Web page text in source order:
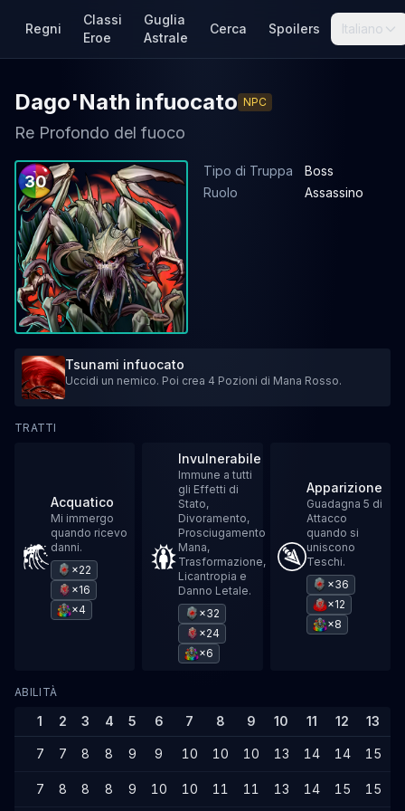
Regni
Classi
Eroe
Guglia
Astrale
Cerca Spoilers Italiano
Dago'Nath infuocato NPC
Re Profondo del fuoco
30
Tipo di Truppa
Boss
Ruolo
Assassino
Tsunami infuocato
Uccidi un nemico. Poi crea 4 Pozioni di Mana Rosso.
TRATTI
Acquatico
Mi immergo
quando ricevo
danni.
×22
×16
×4
Invulnerabile
Immune a tutti
gli Effetti di
Stato,
Divoramento,
Prosciugamento
Mana,
Trasformazione,
Licantropia e
Danno Letale.
×32
×24
×6
Apparizione
Guadagna 5 di
Attacco
quando si
uniscono
Teschi.
×36
×12
×8
ABILITÀ
1 2 3 4 5 6 7 8 9 10 11 12 13
7 7 8 8 9 9 10 10 10 13 14 14 15
7 8 8 8 9 10 10 11 11 13 14 15 15